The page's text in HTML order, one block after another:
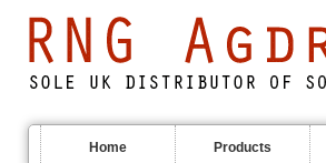
Home Products